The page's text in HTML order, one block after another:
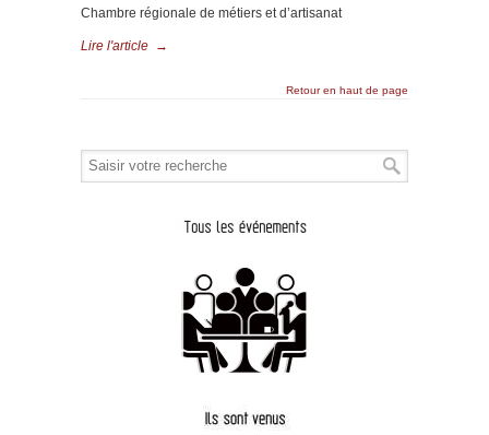
Chambre régionale de métiers et d’artisanat
Lire l'article →
Retour en haut de page